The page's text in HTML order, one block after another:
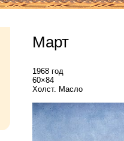
Март
1968 год
60×84
Холст. Масло